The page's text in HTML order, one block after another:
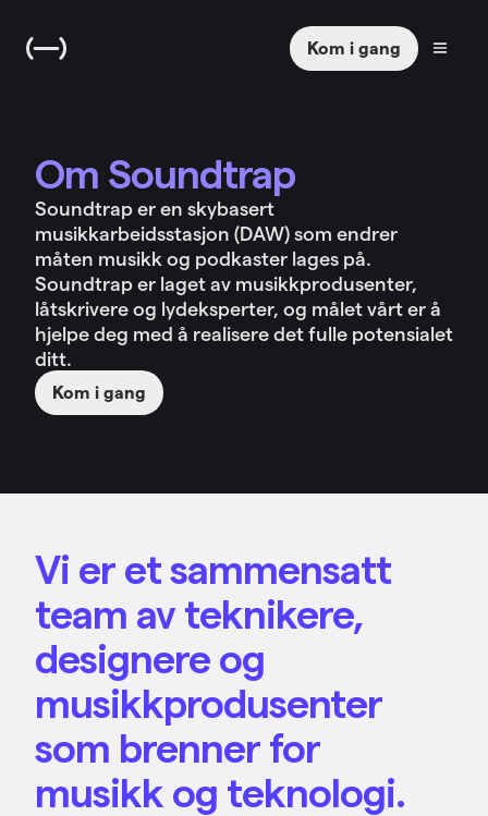
Kom i gang
Om Soundtrap
Soundtrap er en skybasert
musikkarbeidsstasjon (DAW) som endrer
måten musikk og podkaster lages på.
Soundtrap er laget av musikkprodusenter,
låtskrivere og lydeksperter, og målet vårt er å
hjelpe deg med å realisere det fulle potensialet
ditt.
Kom i gang
Vi er et sammensatt
team av teknikere,
designere og
musikkprodusenter
som brenner for
musikk og teknologi.